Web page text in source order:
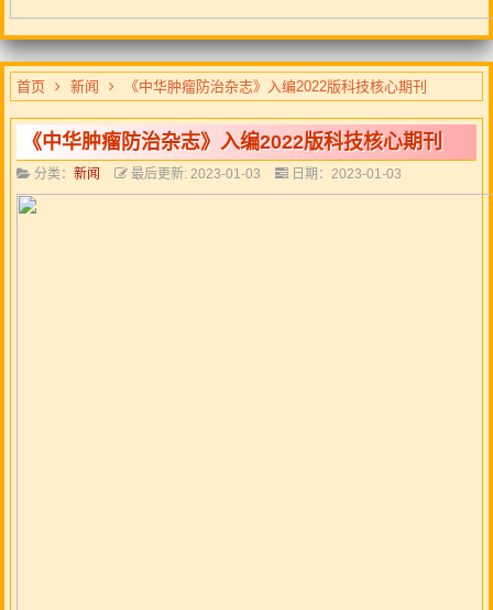
首页 新闻 《中华肿瘤防治杂志》入编2022版科技核心期刊
《中华肿瘤防治杂志》入编2022版科技核心期刊
分类： 新闻 最后更新: 2023-01-03 日期：2023-01-03